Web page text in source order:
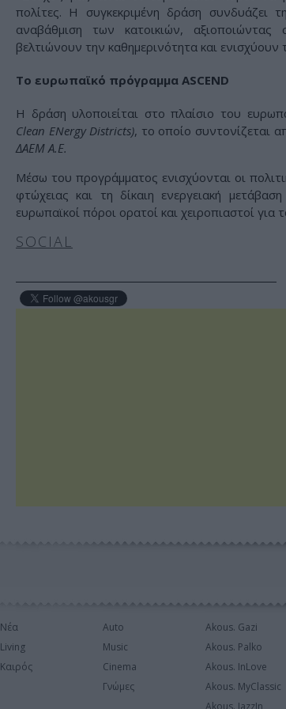
πολίτες. Η συγκεκριμένη δράση συνδυάζει
αναβάθμιση των κατοικιών,
βελτιώνουν την καθημερινότητα και ενισχύουν
Το ευρωπαϊκό πρόγραμμα ASCEND
Η δράση υλοποιείται στο πλαίσιο του
Clean ENergy Districts), το οποίο συντονίζεται
ΔΑΕΜ Α.Ε.
Μέσω του προγράμματος ενισχύονται οι
φτώχειας και τη δίκαιη ενεργειακή
ευρωπαϊκοί πόροι ορατοί και χειροπιαστοί για
SOCIAL
Νέα
Living
Καιρός
Auto
Music
Cinema
Γνώμες
Akous. Gazi
Akous. Palko
Akous. InLove
Akous. MyClassic
Akous. JazzIn